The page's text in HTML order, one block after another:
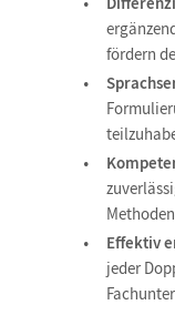
fördern
Effektiv
jeder